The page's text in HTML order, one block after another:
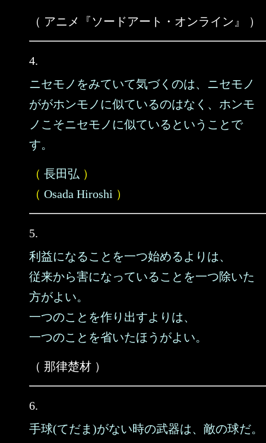
（ アニメ『ソードアート・オンライン』 ）
4.
ニセモノをみていて気づくのは、ニセモノ
ががホンモノに似ているのはなく、ホンモ
ノこそニセモノに似ているということで
す。
（ 長田弘 ）
（ Osada Hiroshi ）
5.
利益になることを一つ始めるよりは、
従来から害になっていることを一つ除いた
方がよい。
一つのことを作り出すよりは、
一つのことを省いたほうがよい。
（ 那律楚材 ）
6.
手球(てだま)がない時の武器は、敵の球だ。